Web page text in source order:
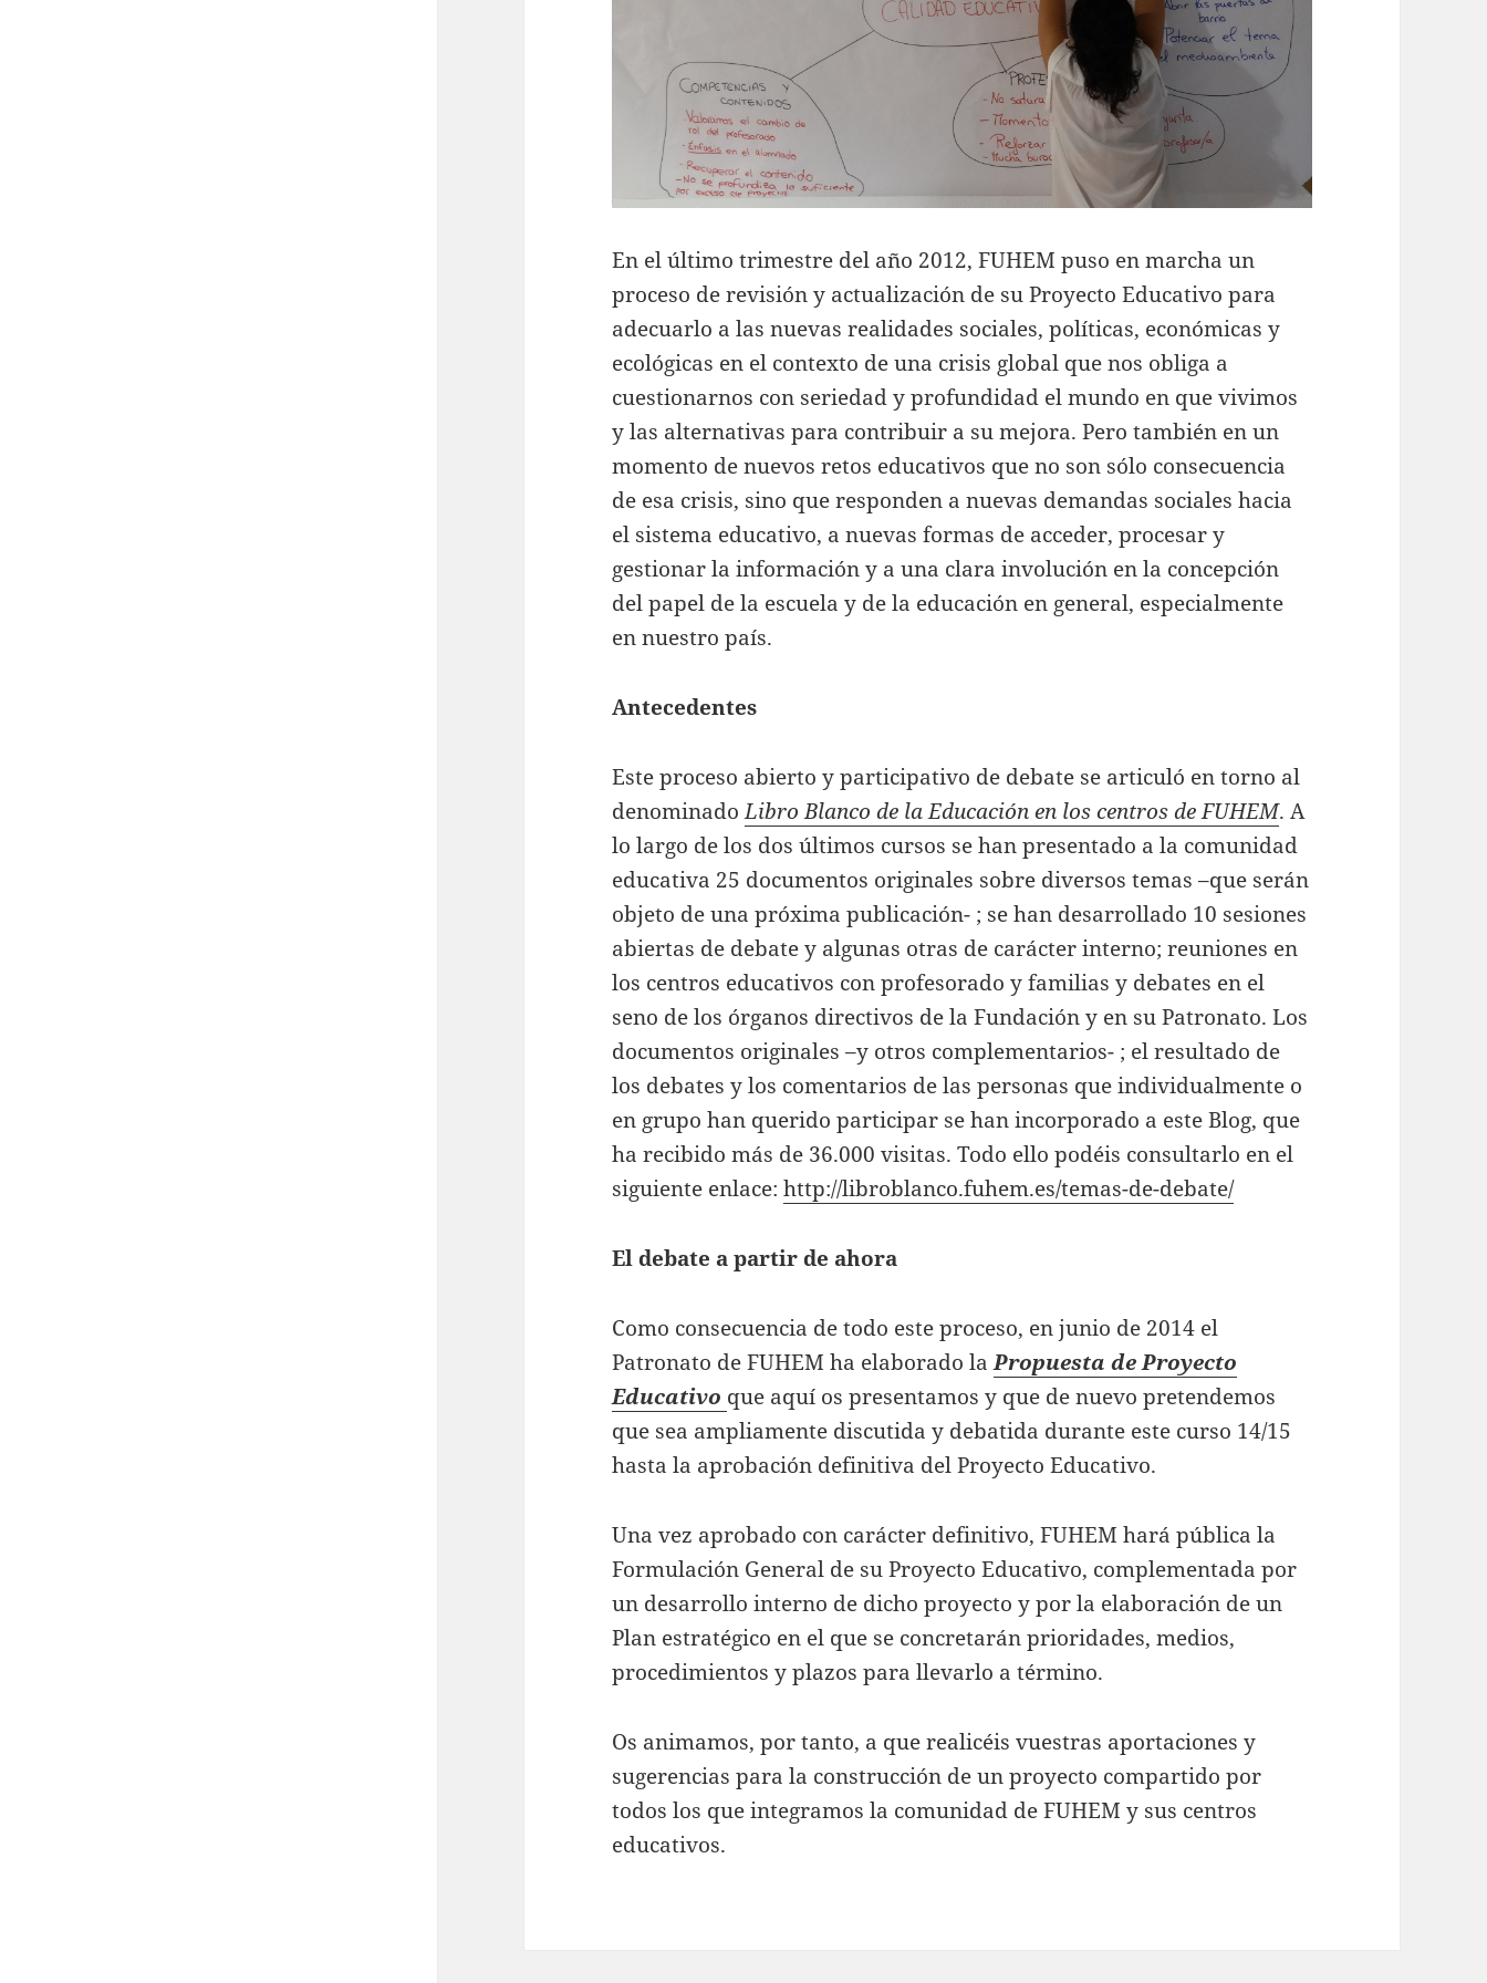
En el último trimestre del año 2012, FUHEM puso en marcha un
proceso de revisión y actualización de su Proyecto Educativo para
adecuarlo a las nuevas realidades sociales, políticas, económicas y
ecológicas en el contexto de una crisis global que nos obliga a
cuestionarnos con seriedad y profundidad el mundo en que vivimos
y las alternativas para contribuir a su mejora. Pero también en un
momento de nuevos retos educativos que no son sólo consecuencia
de esa crisis, sino que responden a nuevas demandas sociales hacia
el sistema educativo, a nuevas formas de acceder, procesar y
gestionar la información y a una clara involución en la concepción
del papel de la escuela y de la educación en general, especialmente
en nuestro país.
Antecedentes
Este proceso abierto y participativo de debate se articuló en torno al
denominadoLibro Blanco de la Educación en los centros de FUHEM. A
lo largo de los dos últimos cursos se han presentado a la comunidad
educativa 25 documentos originales sobre diversos temas –que serán
objeto de una próxima publicación- ; se han desarrollado 10 sesiones
abiertas de debate y algunas otras de carácter interno; reuniones en
los centros educativos con profesorado y familias y debates en el
seno de los órganos directivos de la Fundación y en su Patronato. Los
documentos originales –y otros complementarios- ; el resultado de
los debates y los comentarios de las personas que individualmente o
en grupo han querido participar se han incorporado a este Blog, que
ha recibido más de 36.000 visitas. Todo ello podéis consultarlo en el
siguiente enlace:http://libroblanco.fuhem.es/temas-de-debate/
El debate a partir de ahora
Como consecuencia de todo este proceso, en junio de 2014 el
Patronato de FUHEM ha elaborado laPropuesta de Proyecto
Educativo que aquí os presentamos y que de nuevo pretendemos
que sea ampliamente discutida y debatida durante este curso 14/15
hasta la aprobación definitiva del Proyecto Educativo.
Una vez aprobado con carácter definitivo, FUHEM hará pública la
Formulación General de su Proyecto Educativo, complementada por
un desarrollo interno de dicho proyecto y por la elaboración de un
Plan estratégico en el que se concretarán prioridades, medios,
procedimientos y plazos para llevarlo a término.
Os animamos, por tanto, a que realicéis vuestras aportaciones y
sugerencias para la construcción de un proyecto compartido por
todos los que integramos la comunidad de FUHEM y sus centros
educativos.